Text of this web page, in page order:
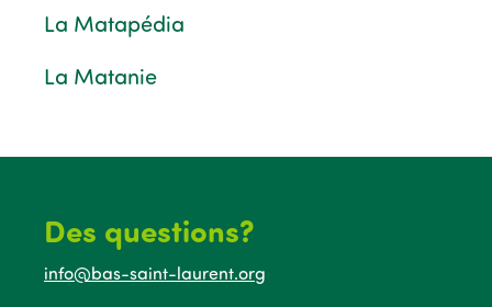
La Matapédia
La Matanie
Des questions?
info@bas-saint-laurent.org